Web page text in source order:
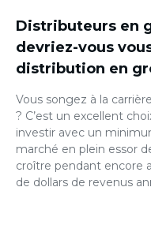
Distributeurs en
devriez-vous
distribution en
Vous songez à la
? C’est un excellent
investir avec un
marché en plein essor
croître pendant encore
de dollars de revenus